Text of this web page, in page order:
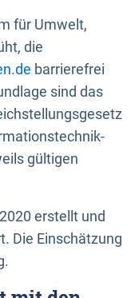
für Umwelt,
die
barrierefrei
sind das
gültigen
erstellt und
Die Einschätzung